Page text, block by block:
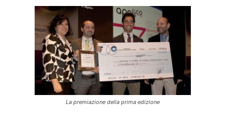
La premiazione della prima edizione